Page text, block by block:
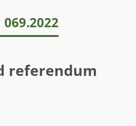
069.2022
referendum